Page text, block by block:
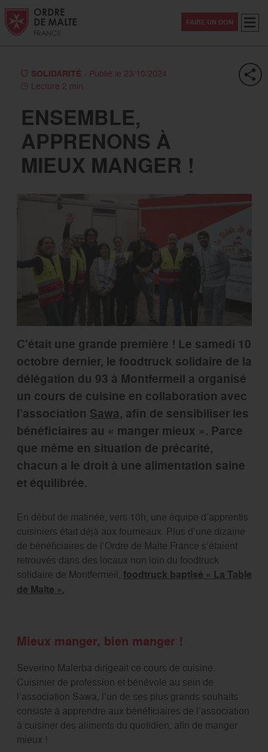
Aller au contenu
Aller à la recherche
Aller au menu
FAIRE UN DON
SOLIDARITÉ - Publié le 23/10/2024
Lecture 2 min
ENSEMBLE,
APPRENONS À
MIEUX MANGER !
C’était une grande première ! Le samedi 10
octobre dernier, le foodtruck solidaire de la
délégation du 93 à Montfermeil a organisé
un cours de cuisine en collaboration avec
l’association Sawa, afin de sensibiliser les
bénéficiaires au « manger mieux ». Parce
que même en situation de précarité,
chacun a le droit à une alimentation saine
et équilibrée.
En début de matinée, vers 10h, une équipe d’apprentis
cuisiniers était déjà aux fourneaux. Plus d’une dizaine
de bénéficiaires de l’Ordre de Malte France s’étaient
retrouvés dans des locaux non loin du foodtruck
solidaire de Montfermeil, foodtruck baptisé « La Table
de Malte ».
Mieux manger, bien manger !
Severino Malerba dirigeait ce cours de cuisine.
Cuisinier de profession et bénévole au sein de
l’association Sawa, l’un de ses plus grands souhaits
consiste à apprendre aux bénéficiaires de l’association
à cuisiner des aliments du quotidien, afin de manger
mieux !